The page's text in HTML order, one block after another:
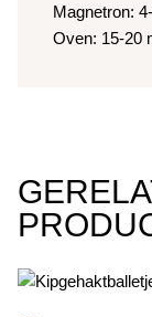
Magnetron:
Oven: 15-20